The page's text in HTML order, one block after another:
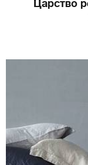
Царство